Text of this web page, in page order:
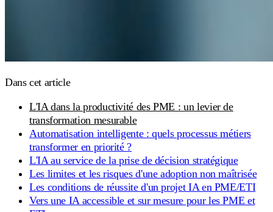
Dans cet article
L'IA dans la productivité des PME : un levier de
transformation mesurable
Automatisation intelligente : quels processus métiers
transformer en priorité ?
L'IA au service de la prise de décision stratégique
Les limites et les risques d'une adoption non maîtrisée
Les conditions de réussite d'un projet IA en PME/ETI
Vers une IA accessible et sur mesure pour les PME et